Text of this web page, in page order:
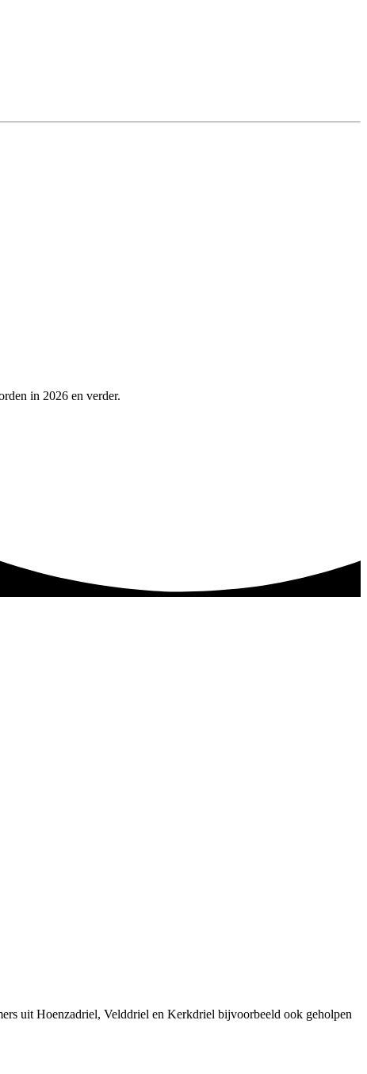
in 2026 en verder.
uit Hoenzadriel, Velddriel en Kerkdriel bijvoorbeeld ook geholpen